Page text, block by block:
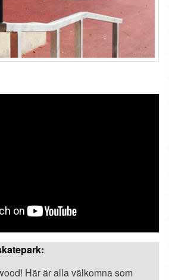
Här är alla välkomna som